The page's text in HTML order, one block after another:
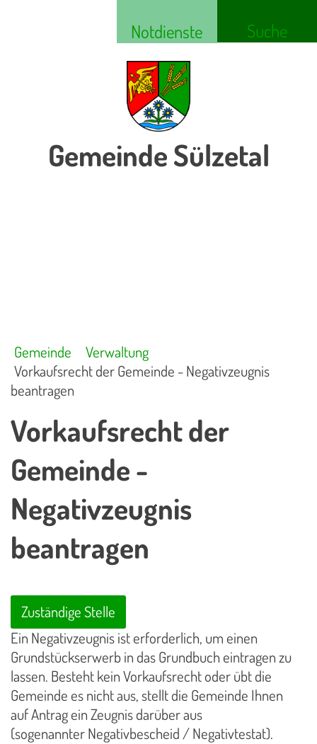
Notdienste Suche
Gemeinde Sülzetal
Gemeinde
Verwaltung
Vorkaufsrecht der Gemeinde - Negativzeugnis
beantragen
Vorkaufsrecht der
Gemeinde -
Negativzeugnis
beantragen
Zuständige Stelle
Ein Negativzeugnis ist erforderlich, um einen
Grundstückserwerb in das Grundbuch eintragen zu
lassen. Besteht kein Vorkaufsrecht oder übt die
Gemeinde es nicht aus, stellt die Gemeinde Ihnen
auf Antrag ein Zeugnis darüber aus
(sogenannter Negativbescheid / Negativtestat).